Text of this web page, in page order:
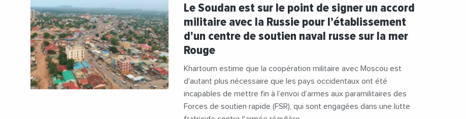
Le Soudan est sur le point de signer un accord
militaire avec la Russie pour l’établissement
d'un centre de soutien naval russe sur la mer
Rouge
Khartoum estime que la coopération militaire avec Moscou est
d'autant plus nécessaire que les pays occidentaux ont été
incapables de mettre fin à l’envoi d’armes aux paramilitaires des
Forces de soutien rapide (FSR), qui sont engagées dans une lutte